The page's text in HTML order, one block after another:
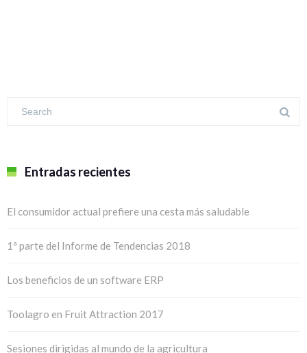
Entradas recientes
El consumidor actual prefiere una cesta más saludable
1ª parte del Informe de Tendencias 2018
Los beneficios de un software ERP
Toolagro en Fruit Attraction 2017
Sesiones dirigidas al mundo de la agricultura